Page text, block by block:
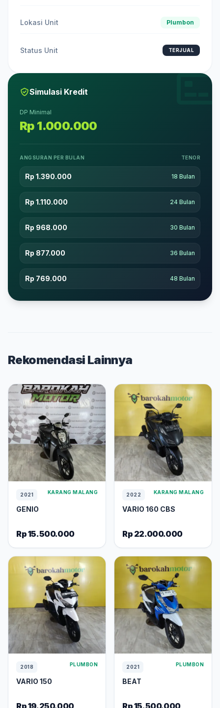
Lokasi Unit Plumbon
Status Unit TERJUAL
Simulasi Kredit
DP Minimal
Rp 1.000.000
ANGSURAN PER BULAN TENOR
Rp 1.390.000 18 Bulan
Rp 1.110.000 24 Bulan
Rp 968.000 30 Bulan
Rp 877.000 36 Bulan
Rp 769.000 48 Bulan
Rekomendasi Lainnya
2021 KARANG MALANG
GENIO
Rp 15.500.000
2022 KARANG MALANG
VARIO 160 CBS
Rp 22.000.000
2018 PLUMBON
VARIO 150
Rp 19.250.000
2021 PLUMBON
BEAT
Rp 15.500.000